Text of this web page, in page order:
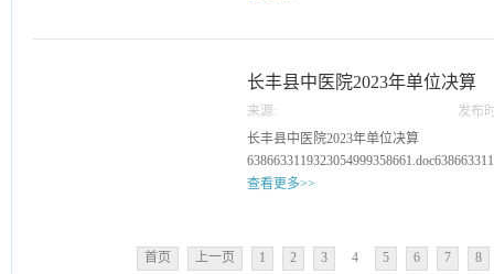
长丰县中医院2023年单位决算
来源:
发布
长丰县中医院2023年单位决算
查看更多>>
首页 上一页 1 2 3 4 5 6 7 8